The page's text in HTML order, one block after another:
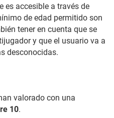
es accesible a través de
de edad permitido son
tener en cuenta que se
y que el usuario va a
desconocidas.
valorado con una
10.